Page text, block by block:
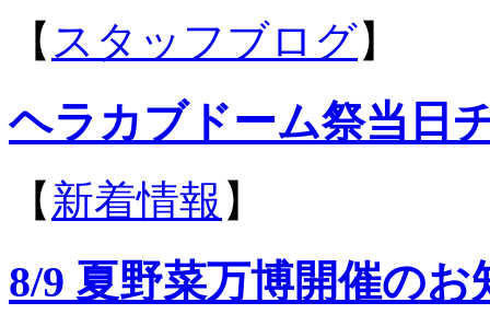
【 スタッフブログ】
ヘラカブドーム祭当日
【 新着情報 】
8/9 夏野菜万博開催のお